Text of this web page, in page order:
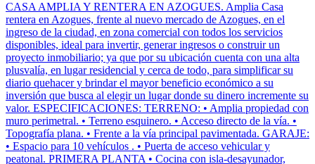
CASA AMPLIA Y RENTERA EN AZOGUES. Amplia Casa
rentera en Azogues, frente al nuevo mercado de Azogues, en el
ingreso de la ciudad, en zona comercial con todos los servicios
disponibles, ideal para invertir, generar ingresos o construir un
proyecto inmobiliario; ya que por su ubicación cuenta con una alta
plusvalía, en lugar residencial y cerca de todo, para simplificar su
diario quehacer y brindar el mayor beneficio económico a su
inversión que busca al elegir un lugar donde su dinero incremente su
valor. ESPECIFICACIONES: TERRENO: • Amplia propiedad con
muro perimetral. • Terreno esquinero. • Acceso directo de la vía. •
Topografía plana. • Frente a la vía principal pavimentada. GARAJE:
• Espacio para 10 vehículos . • Puerta de acceso vehicular y
peatonal. PRIMERA PLANTA • Cocina con isla-desayunador,